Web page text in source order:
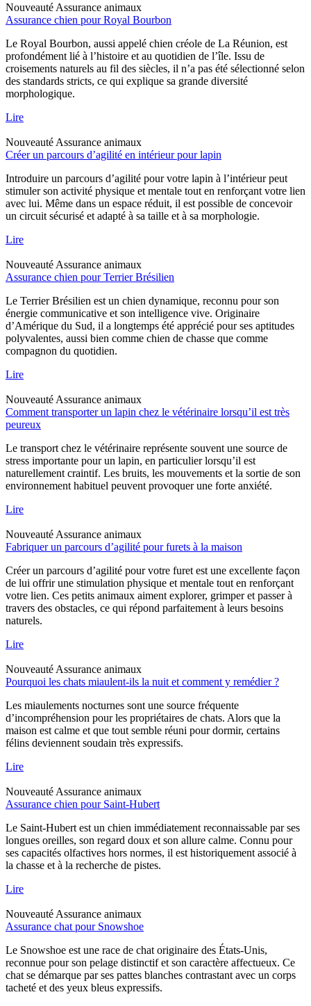
Nouveauté Assurance animaux
Assurance chien pour Royal Bourbon
Le Royal Bourbon, aussi appelé chien créole de La Réunion, est
profondément lié à l’histoire et au quotidien de l’île. Issu de
croisements naturels au fil des siècles, il n’a pas été sélectionné selon
des standards stricts, ce qui explique sa grande diversité
morphologique.
Lire
Nouveauté Assurance animaux
Créer un parcours d’agilité en intérieur pour lapin
Introduire un parcours d’agilité pour votre lapin à l’intérieur peut
stimuler son activité physique et mentale tout en renforçant votre lien
avec lui. Même dans un espace réduit, il est possible de concevoir
un circuit sécurisé et adapté à sa taille et à sa morphologie.
Lire
Nouveauté Assurance animaux
Assurance chien pour Terrier Brésilien
Le Terrier Brésilien est un chien dynamique, reconnu pour son
énergie communicative et son intelligence vive. Originaire
d’Amérique du Sud, il a longtemps été apprécié pour ses aptitudes
polyvalentes, aussi bien comme chien de chasse que comme
compagnon du quotidien.
Lire
Nouveauté Assurance animaux
Comment transporter un lapin chez le vétérinaire lorsqu’il est très
peureux
Le transport chez le vétérinaire représente souvent une source de
stress importante pour un lapin, en particulier lorsqu’il est
naturellement craintif. Les bruits, les mouvements et la sortie de son
environnement habituel peuvent provoquer une forte anxiété.
Lire
Nouveauté Assurance animaux
Fabriquer un parcours d’agilité pour furets à la maison
Créer un parcours d’agilité pour votre furet est une excellente façon
de lui offrir une stimulation physique et mentale tout en renforçant
votre lien. Ces petits animaux aiment explorer, grimper et passer à
travers des obstacles, ce qui répond parfaitement à leurs besoins
naturels.
Lire
Nouveauté Assurance animaux
Pourquoi les chats miaulent-ils la nuit et comment y remédier ?
Les miaulements nocturnes sont une source fréquente
d’incompréhension pour les propriétaires de chats. Alors que la
maison est calme et que tout semble réuni pour dormir, certains
félins deviennent soudain très expressifs.
Lire
Nouveauté Assurance animaux
Assurance chien pour Saint-Hubert
Le Saint-Hubert est un chien immédiatement reconnaissable par ses
longues oreilles, son regard doux et son allure calme. Connu pour
ses capacités olfactives hors normes, il est historiquement associé à
la chasse et à la recherche de pistes.
Lire
Nouveauté Assurance animaux
Assurance chat pour Snowshoe
Le Snowshoe est une race de chat originaire des États-Unis,
reconnue pour son pelage distinctif et son caractère affectueux. Ce
chat se démarque par ses pattes blanches contrastant avec un corps
tacheté et des yeux bleus expressifs.